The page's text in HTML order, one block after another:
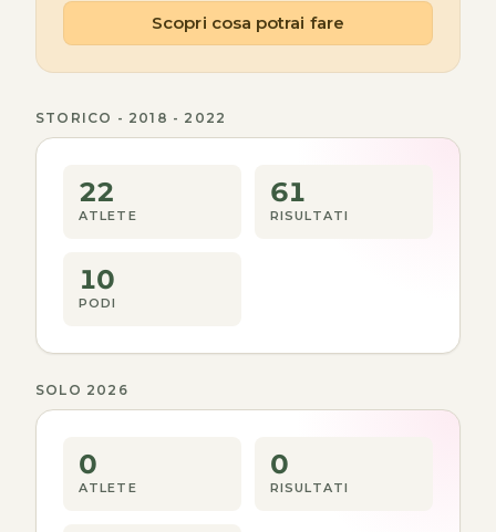
Scopri cosa potrai fare
STORICO - 2018 - 2022
22
ATLETE
61
RISULTATI
10
PODI
SOLO 2026
0
ATLETE
0
RISULTATI